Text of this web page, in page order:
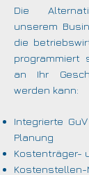
Die
unserem
die
programmiert
an Ihr
werden kann:
Integrierte
Planung
Kostenträger-
Kostenstellen-